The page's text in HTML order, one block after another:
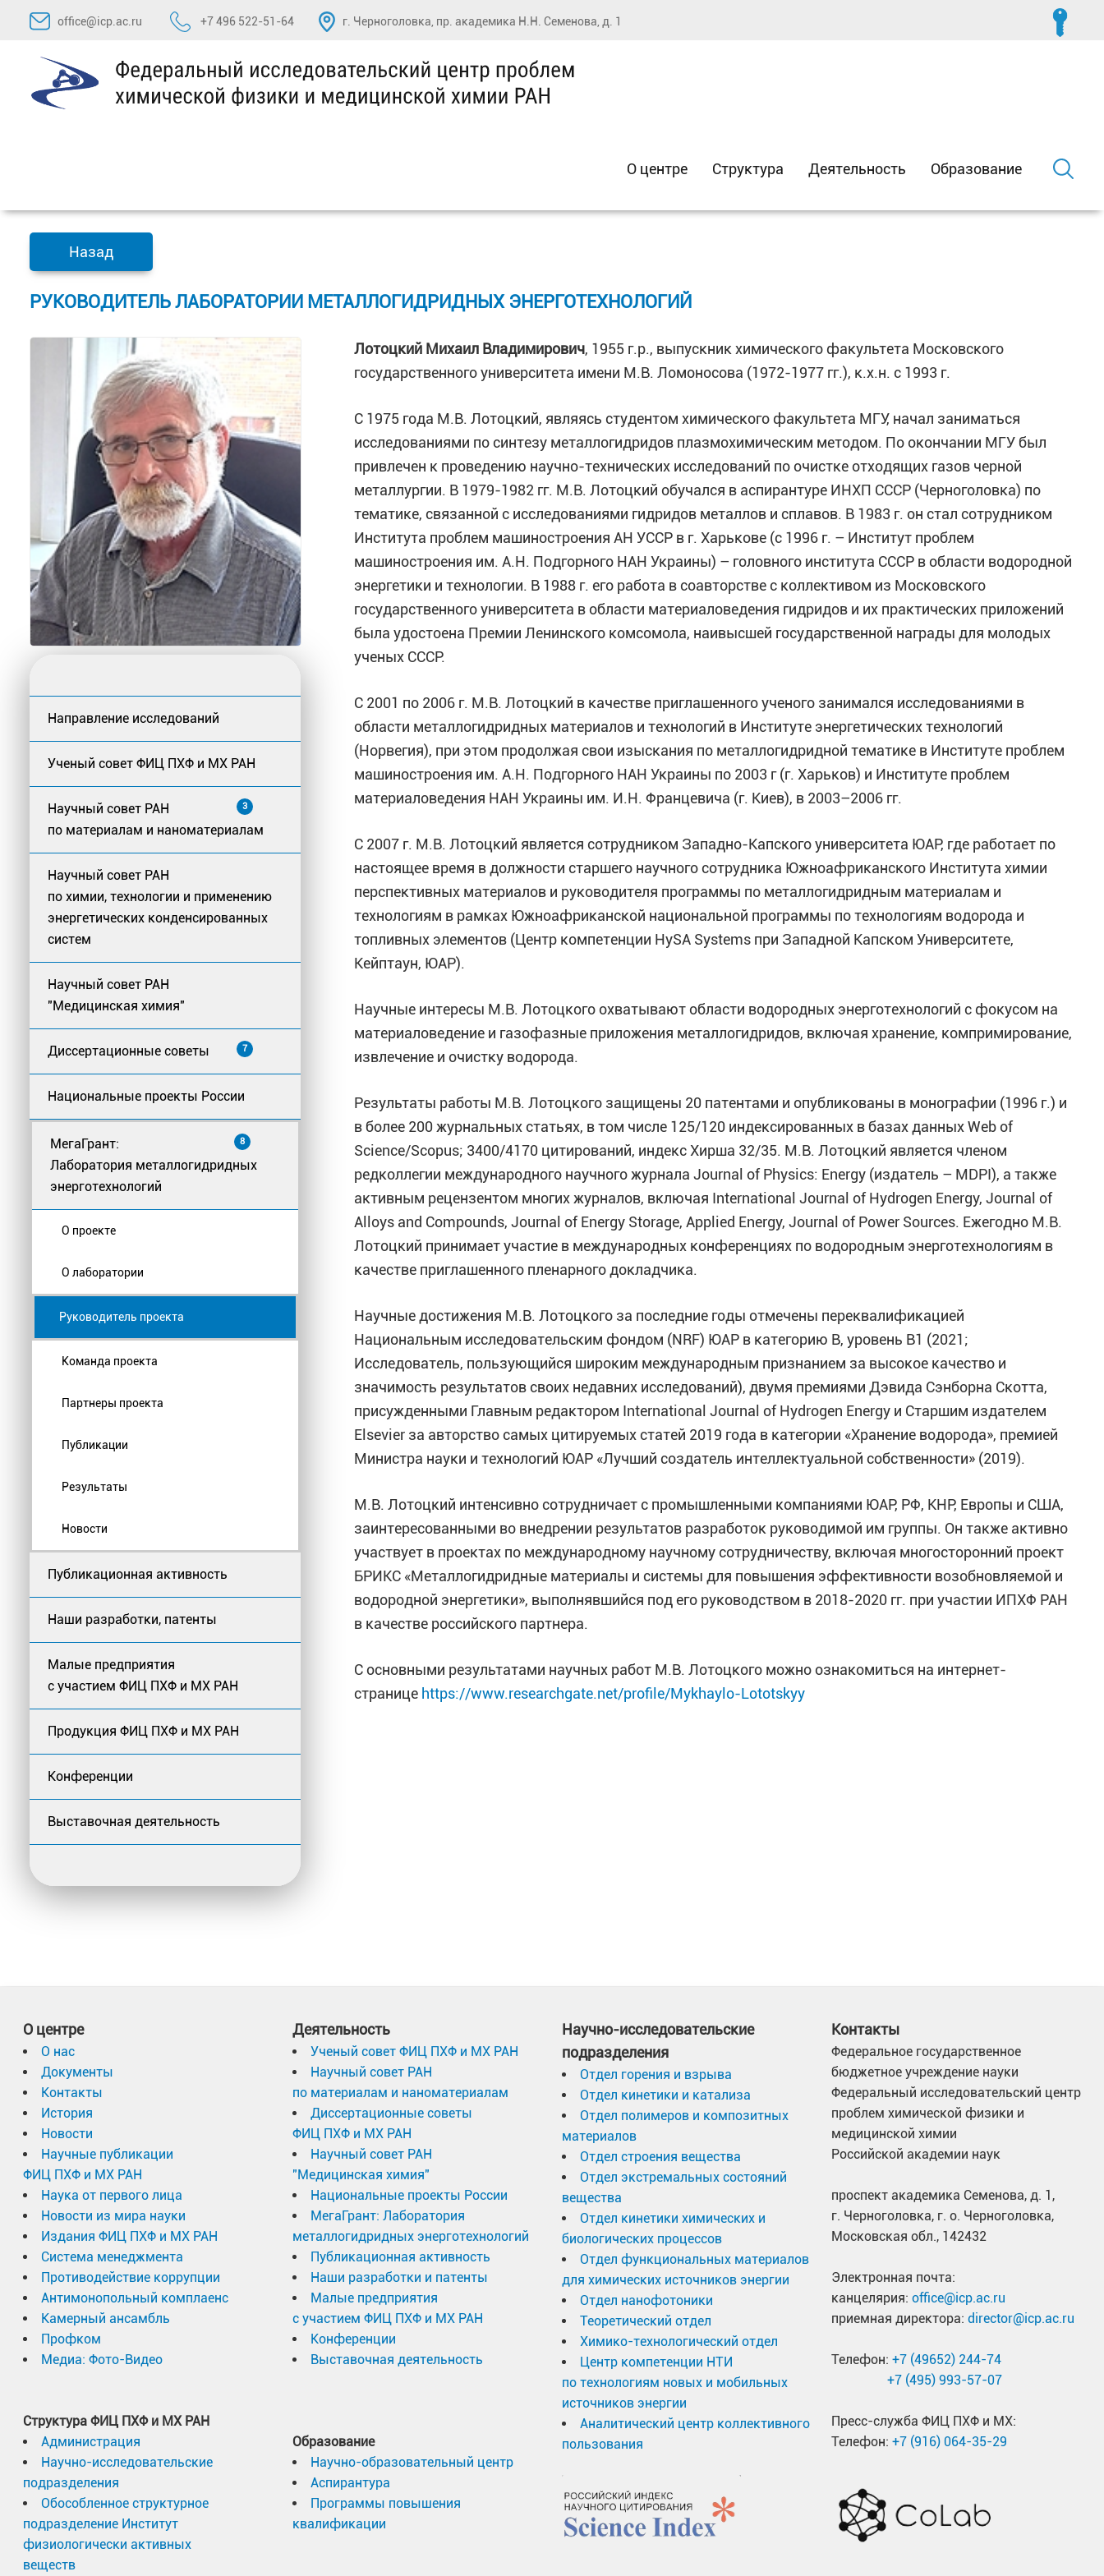
Перейти
содержимому
office@icp.ac.ru +7 496 522-51-64 г. Черноголовка, пр. академика Н.Н. Семенова, д. 1
О центре Структура Деятельность Образование
Назад
РУКОВОДИТЕЛЬ ЛАБОРАТОРИИ МЕТАЛЛОГИДРИДНЫХ ЭНЕРГОТЕХНОЛОГИЙ
Направление исследований
Ученый совет ФИЦ ПХФ и МХ РАН
Научный совет РАН
по материалам и наноматериалам
3
Научный совет РАН
по химии, технологии и применению
энергетических конденсированных
систем
Научный совет РАН
"Медицинская химия"
Диссертационные советы 7
Национальные проекты России
МегаГрант:
Лаборатория металлогидридных
энерготехнологий
8
О проекте
О лаборатории
Руководитель проекта
Команда проекта
Партнеры проекта
Публикации
Результаты
Новости
Публикационная активность
Наши разработки, патенты
Малые предприятия
с участием ФИЦ ПХФ и МХ РАН
Продукция ФИЦ ПХФ и МХ РАН
Конференции
Выставочная деятельность
Лотоцкий Михаил Владимирович, 1955 г.р., выпускник химического факультета Московского
государственного университета имени М.В. Ломоносова (1972-1977 гг.), к.х.н. с 1993 г.
С 1975 года М.В. Лотоцкий, являясь студентом химического факультета МГУ, начал заниматься
исследованиями по синтезу металлогидридов плазмохимическим методом. По окончании МГУ был
привлечен к проведению научно-технических исследований по очистке отходящих газов черной
металлургии. В 1979-1982 гг. М.В. Лотоцкий обучался в аспирантуре ИНХП СССР (Черноголовка) по
тематике, связанной с исследованиями гидридов металлов и сплавов. В 1983 г. он стал сотрудником
Института проблем машиностроения АН УССР в г. Харькове (с 1996 г. – Институт проблем
машиностроения им. А.Н. Подгорного НАН Украины) – головного института СССР в области водородной
энергетики и технологии. В 1988 г. его работа в соавторстве с коллективом из Московского
государственного университета в области материаловедения гидридов и их практических приложений
была удостоена Премии Ленинского комсомола, наивысшей государственной награды для молодых
ученых СССР.
С 2001 по 2006 г. М.В. Лотоцкий в качестве приглашенного ученого занимался исследованиями в
области металлогидридных материалов и технологий в Институте энергетических технологий
(Норвегия), при этом продолжая свои изыскания по металлогидридной тематике в Институте проблем
машиностроения им. А.Н. Подгорного НАН Украины по 2003 г (г. Харьков) и Институте проблем
материаловедения НАН Украины им. И.Н. Францевича (г. Киев), в 2003–2006 гг.
С 2007 г. М.В. Лотоцкий является сотрудником Западно-Капского университета ЮАР, где работает по
настоящее время в должности старшего научного сотрудника Южноафриканского Института химии
перспективных материалов и руководителя программы по металлогидридным материалам и
технологиям в рамках Южноафриканской национальной программы по технологиям водорода и
топливных элементов (Центр компетенции HySA Systems при Западной Капском Университете,
Кейптаун, ЮАР).
Научные интересы М.В. Лотоцкого охватывают области водородных энерготехнологий с фокусом на
материаловедение и газофазные приложения металлогидридов, включая хранение, компримирование,
извлечение и очистку водорода.
Результаты работы М.В. Лотоцкого защищены 20 патентами и опубликованы в монографии (1996 г.) и
в более 200 журнальных статьях, в том числе 125/120 индексированных в базах данных Web of
Science/Scopus; 3400/4170 цитирований, индекс Хирша 32/35. М.В. Лотоцкий является членом
редколлегии международного научного журнала Journal of Physics: Energy (издатель – MDPI), а также
активным рецензентом многих журналов, включая International Journal of Hydrogen Energy, Journal of
Alloys and Compounds, Journal of Energy Storage, Applied Energy, Journal of Power Sources. Ежегодно М.В.
Лотоцкий принимает участие в международных конференциях по водородным энерготехнологиям в
качестве приглашенного пленарного докладчика.
Научные достижения М.В. Лотоцкого за последние годы отмечены переквалификацией
Национальным исследовательским фондом (NRF) ЮАР в категорию B, уровень B1 (2021;
Исследователь, пользующийся широким международным признанием за высокое качество и
значимость результатов своих недавних исследований), двумя премиями Дэвида Сэнборна Скотта,
присужденными Главным редактором International Journal of Hydrogen Energy и Старшим издателем
Elsevier за авторство самых цитируемых статей 2019 года в категории «Хранение водорода», премией
Министра науки и технологий ЮАР «Лучший создатель интеллектуальной собственности» (2019).
М.В. Лотоцкий интенсивно сотрудничает с промышленными компаниями ЮАР, РФ, КНР, Европы и США,
заинтересованными во внедрении результатов разработок руководимой им группы. Он также активно
участвует в проектах по международному научному сотрудничеству, включая многосторонний проект
БРИКС «Металлогидридные материалы и системы для повышения эффективности возобновляемой и
водородной энергетики», выполнявшийся под его руководством в 2018-2020 гг. при участии ИПХФ РАН
в качестве российского партнера.
С основными результатами научных работ М.В. Лотоцкого можно ознакомиться на интернет-
странице https://www.researchgate.net/profile/Mykhaylo-Lototskyy
О центре
О нас
Документы
Контакты
История
Новости
Научные публикации
ФИЦ ПХФ и МХ РАН
Наука от первого лица
Новости из мира науки
Издания ФИЦ ПХФ и МХ РАН
Система менеджмента
Противодействие коррупции
Антимонопольный комплаенс
Камерный ансамбль
Профком
Медиа: Фото-Видео
Структура ФИЦ ПХФ и МХ РАН
Администрация
Научно-исследовательские
подразделения
Обособленное структурное
подразделение Институт
физиологически активных
веществ
Деятельность
Ученый совет ФИЦ ПХФ и МХ РАН
Научный совет РАН
по материалам и наноматериалам
Диссертационные советы
ФИЦ ПХФ и МХ РАН
Научный совет РАН
"Медицинская химия"
Национальные проекты России
МегаГрант: Лаборатория
металлогидридных энерготехнологий
Публикационная активность
Наши разработки и патенты
Малые предприятия
с участием ФИЦ ПХФ и МХ РАН
Конференции
Выставочная деятельность
Образование
Научно-образовательный центр
Аспирантура
Программы повышения
квалификации
Научно-исследовательские
подразделения
Отдел горения и взрыва
Отдел кинетики и катализа
Отдел полимеров и композитных
материалов
Отдел строения вещества
Отдел экстремальных состояний
вещества
Отдел кинетики химических и
биологических процессов
Отдел функциональных материалов
для химических источников энергии
Отдел нанофотоники
Теоретический отдел
Химико-технологический отдел
Центр компетенции НТИ
по технологиям новых и мобильных
источников энергии
Аналитический центр коллективного
пользования
Контакты
Федеральное государственное
бюджетное учреждение науки
Федеральный исследовательский центр
проблем химической физики и
медицинской химии
Российской академии наук
проспект академика Семенова, д. 1,
г. Черноголовка, г. о. Черноголовка,
Московская обл., 142432
Электронная почта:
канцелярия: office@icp.ac.ru
приемная директора: director@icp.ac.ru
Телефон: +7 (49652) 244-74
+7 (495) 993-57-07
Пресс-служба ФИЦ ПХФ и МХ:
Телефон: +7 (916) 064-35-29